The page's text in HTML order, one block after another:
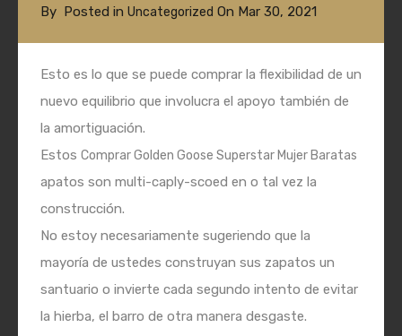
By Posted in Uncategorized On Mar 30, 2021
Esto es lo que se puede comprar la flexibilidad de un
nuevo equilibrio que involucra el apoyo también de
la amortiguación.
Estos Comprar Golden Goose Superstar Mujer Baratas
apatos son multi-caply-scoed en o tal vez la
construcción.
No estoy necesariamente sugeriendo que la
mayoría de ustedes construyan sus zapatos un
santuario o invierte cada segundo intento de evitar
la hierba, el barro de otra manera desgaste.